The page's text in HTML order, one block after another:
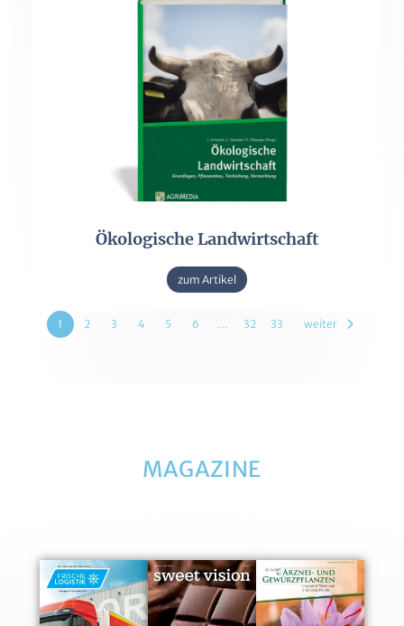
Ökologische Landwirtschaft
zum Artikel
1 2 3 4 5 6 … 32 33 weiter
MAGAZINE